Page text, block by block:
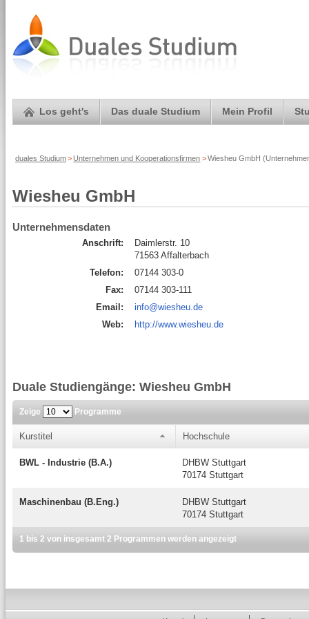
Los geht's Das duale Studium Mein Profil
duales Studium> Unternehmen und Kooperationsfirmen >Wiesheu GmbH
Wiesheu GmbH
Unternehmensdaten
Anschrift:
Daimlerstr. 10
71563 Affalterbach
Telefon:
07144 303-0
Fax:
07144 303-111
Email:
info@wiesheu.de
Web:
http://www.wiesheu.de
Duale Studiengänge: Wiesheu GmbH
Zeige Programme
Kurstitel Hochschule
BWL - Industrie (B.A.)
DHBW Stuttgart
70174 Stuttgart
Maschinenbau (B.Eng.)
DHBW Stuttgart
70174 Stuttgart
1 bis 2 von insgesamt 2 Programmen werden angezeigt